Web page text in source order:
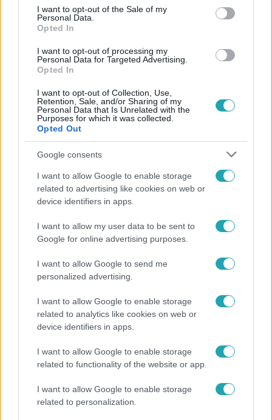
consent section.
I want to opt-out of the Sale of my
Personal Data.
Opted In
I want to opt-out of processing my
Personal Data for Targeted Advertising.
Opted In
I want to opt-out of Collection, Use,
Retention, Sale, and/or Sharing of my
Personal Data that Is Unrelated with the
Purposes for which it was collected.
Opted Out
Google consents
I want to allow Google to enable storage
related to advertising like cookies on web or
device identifiers in apps.
I want to allow my user data to be sent to
Google for online advertising purposes.
I want to allow Google to send me
personalized advertising.
I want to allow Google to enable storage
related to analytics like cookies on web or
device identifiers in apps.
I want to allow Google to enable storage
related to functionality of the website or app.
I want to allow Google to enable storage
related to personalization.
Népszerű
kitagadta Nagy Zsoltot